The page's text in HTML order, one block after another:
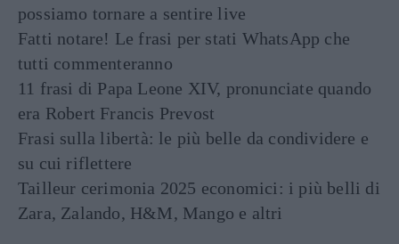
possiamo tornare a sentire live
Fatti notare! Le frasi per stati WhatsApp che
tutti commenteranno
11 frasi di Papa Leone XIV, pronunciate quando
era Robert Francis Prevost
Frasi sulla libertà: le più belle da condividere e
su cui riflettere
Tailleur cerimonia 2025 economici: i più belli di
Zara, Zalando, H&M, Mango e altri